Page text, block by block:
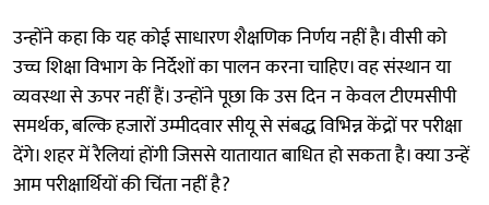
उन्होंने कहा कि यह कोई साधारण शैक्षणिक निर्णय नहीं है। वीसी को
उच्च शिक्षा विभाग के निर्देशों का पालन करना चाहिए। वह संस्थान या
व्यवस्था से ऊपर नहीं हैं। उन्होंने पूछा कि उस दिन न केवल टीएमसीपी
समर्थक, बल्कि हजारों उम्मीदवार सीयू से संबद्ध विभिन्न केंद्रों पर परीक्षा
देंगे। शहर में रैलियां होंगी जिससे यातायात बाधित हो सकता है। क्या उन्हें
आम परीक्षार्थियों की चिंता नहीं है?